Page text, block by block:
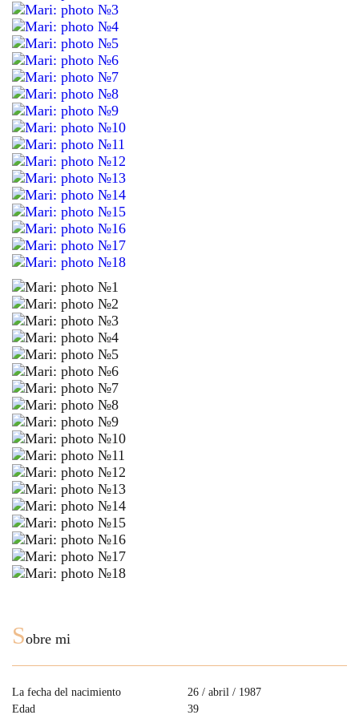
Sobre mi
La fecha del nacimiento
26 / abril / 1987
Edad
39